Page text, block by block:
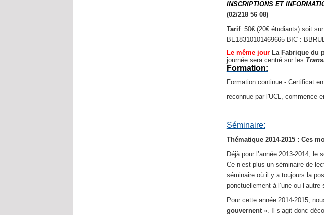
INSCRIPTIONS ET
(02/218 56 08)
Tarif:50€ (20€ étudiants) soit
BE18310101469665 BIC :
Le même jour La Fabrique du
journée sera centré sur les
Formation:
Formation continue - Certificat
reconnue par l'UCL, commence
Séminaire:
Thématique 2014-2015 : Ces
Déjà pour l’année 2013-2014,
Ce n’est plus un séminaire de
séminaire où il y a toujours la
ponctuellement à l’une ou l’autre
Pour cette année 2014-2015,
gouvernent ». Il s’agit donc